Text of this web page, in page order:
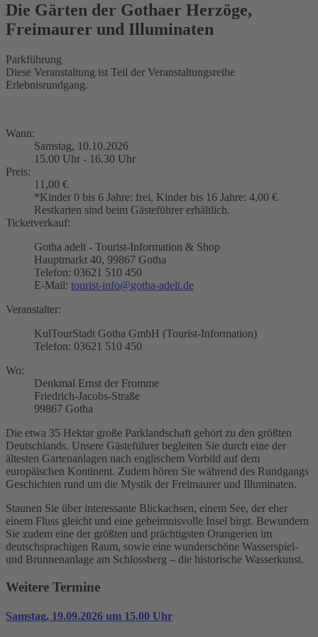
Die Gärten der Gothaer Herzöge,
Freimaurer und Illuminaten
Parkführung
Diese Veranstaltung ist Teil der Veranstaltungsreihe
Erlebnisrundgang.
Wann:
Samstag, 10.10.2026
15.00 Uhr - 16.30 Uhr
Preis:
11,00 €
*Kinder 0 bis 6 Jahre: frei, Kinder bis 16 Jahre: 4,00 €
Restkarten sind beim Gästeführer erhältlich.
Ticketverkauf:
Gotha adelt - Tourist-Information & Shop
Hauptmarkt 40, 99867 Gotha
Telefon: 03621 510 450
E-Mail: tourist-info@gotha-adelt.de
Veranstalter:
KulTourStadt Gotha GmbH (Tourist-Information)
Telefon: 03621 510 450
Wo:
Denkmal Ernst der Fromme
Friedrich-Jacobs-Straße
99867 Gotha
Die etwa 35 Hektar große Parklandschaft gehört zu den größten
Deutschlands. Unsere Gästeführer begleiten Sie durch eine der
ältesten Gartenanlagen nach englischem Vorbild auf dem
europäischen Kontinent. Zudem hören Sie während des Rundgangs
Geschichten rund um die Mystik der Freimaurer und Illuminaten.
Staunen Sie über interessante Blickachsen, einem See, der eher
einem Fluss gleicht und eine geheimnisvolle Insel birgt. Bewundern
Sie zudem eine der größten und prächtigsten Orangerien im
deutschsprachigen Raum, sowie eine wunderschöne Wasserspiel-
und Brunnenanlage am Schlossberg – die historische Wasserkunst.
Weitere Termine
Samstag, 19.09.2026 um 15.00 Uhr